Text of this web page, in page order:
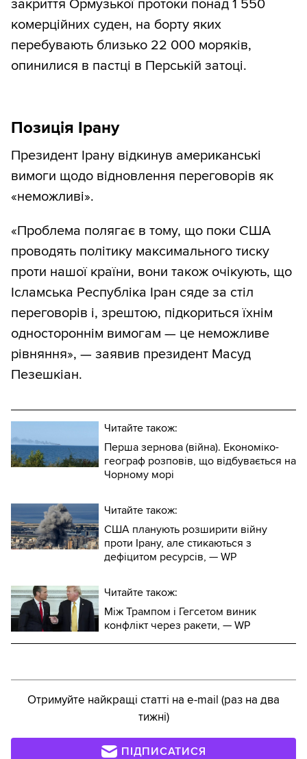
закриття Ормузької протоки понад 1 550
комерційних суден, на борту яких
перебувають близько 22 000 моряків,
опинилися в пастці в Перській затоці.
Позиція Ірану
Президент Ірану відкинув американські
вимоги щодо відновлення переговорів як
«неможливі».
«Проблема полягає в тому, що поки США
проводять політику максимального тиску
проти нашої країни, вони також очікують, що
Ісламська Республіка Іран сяде за стіл
переговорів і, зрештою, підкориться їхнім
одностороннім вимогам — це неможливе
рівняння», — заявив президент Масуд
Пезешкіан.
Читайте також:
Перша зернова (війна). Економіко-
географ розповів, що відбувається на
Чорному морі
Читайте також:
США планують розширити війну
проти Ірану, але стикаються з
дефіцитом ресурсів, — WP
Читайте також:
Між Трампом і Гегсетом виник
конфлікт через ракети, — WP
Отримуйте найкращі статті на e-mail (раз на два
тижні)
ПІДПИСАТИСЯ